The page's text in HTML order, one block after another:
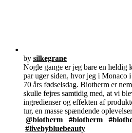
by silkegrane
Nogle gange er jeg bare en heldig
par uger siden, hvor jeg i Monaco
70 års fødselsdag. Biotherm er
skulle fejres samtidig med, at vi
ingredienser og effekten af
tur, en masse spændende
@biotherm
#biotherm
#livebybluebeauty